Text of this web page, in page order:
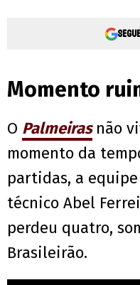
Momento
O Palmeiras não
momento da
partidas, a
técnico Abel
perdeu quatro,
Brasileirão.